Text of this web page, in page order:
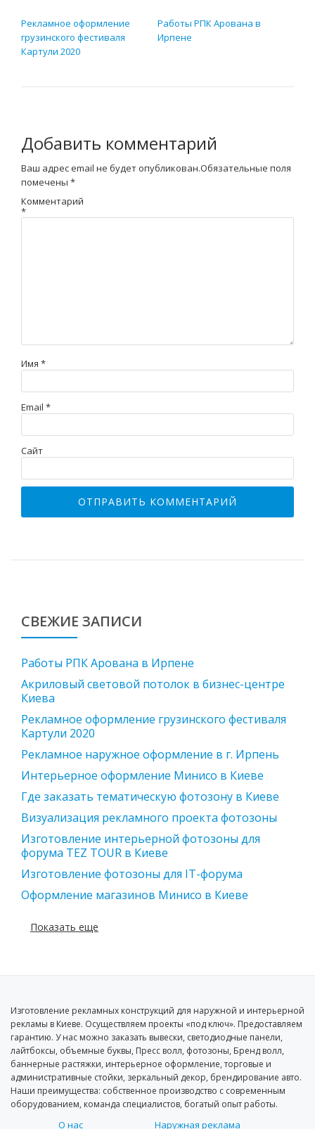
Рекламное оформление
грузинского фестиваля
Картули 2020
Работы РПК Арована в
Ирпене
Добавить комментарий
Ваш адрес email не будет опубликован.Обязательные поля
помечены *
Комментарий
*
Имя *
Email *
Сайт
СВЕЖИЕ ЗАПИСИ
Работы РПК Арована в Ирпене
Акриловый световой потолок в бизнес-центре
Киева
Рекламное оформление грузинского фестиваля
Картули 2020
Рекламное наружное оформление в г. Ирпень
Интерьерное оформление Минисо в Киеве
Где заказать тематическую фотозону в Киеве
Визуализация рекламного проекта фотозоны
Изготовление интерьерной фотозоны для
форума TEZ TOUR в Киеве
Изготовление фотозоны для IT-форума
Оформление магазинов Минисо в Киеве
Показать еще
Изготовление рекламных конструкций для наружной и интерьерной
рекламы в Киеве. Осуществляем проекты «под ключ». Предоставляем
гарантию. У нас можно заказать вывески, светодиодные панели,
лайтбоксы, объемные буквы, Пресс волл, фотозоны, Бренд волл,
баннерные растяжки, интерьерное оформление, торговые и
административные стойки, зеркальный декор, брендирование авто.
Наши преимущества: собственное производство с современным
оборудованием, команда специалистов, богатый опыт работы.
О нас Наружная реклама